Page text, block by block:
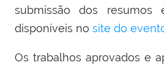
submissão dos resumos
disponíveis no site do
Os trabalhos aprovados e